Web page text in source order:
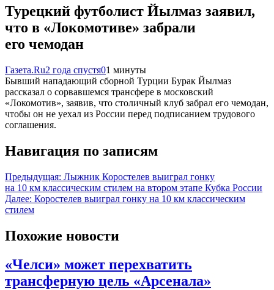
Турецкий футболист Йылмаз заявил,
что в «Локомотиве» забрали
его чемодан
Газета.Ru2 года спустя01 минуты
Бывший нападающий сборной Турции Бурак Йылмаз
рассказал о сорвавшемся трансфере в московский
«Локомотив», заявив, что столичный клуб забрал его чемодан,
чтобы он не уехал из России перед подписанием трудового
соглашения.
Навигация по записям
Предыдущая: Лыжник Коростелев выиграл гонку
на 10 км классическим стилем на втором этапе Кубка России
Далее: Коростелев выиграл гонку на 10 км классическим
стилем
Похожие новости
«Челси» может перехватить
трансферную цель «Арсенала»